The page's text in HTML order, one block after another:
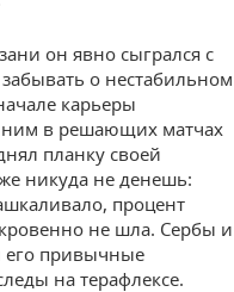
он явно сыгрался с
о нестабильном
карьеры
ним в решающих матчах
планку своей
никуда не денешь:
процент
не шла. Сербы и
его привычные
на терафлексе.